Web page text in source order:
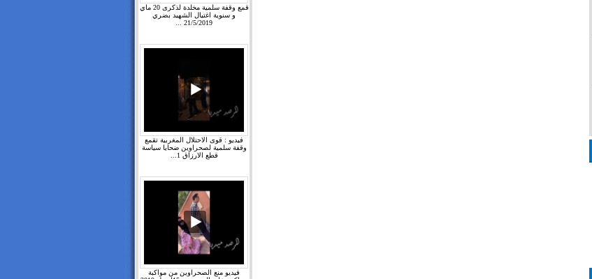
قمع وقفة سلمية مخلدة لذكرى 20 ماي
و سنوية اغتيال الشهيد بضري
21/5/2019 ...
فيديو : قوى الاحتلال المغربية تقمع
وقفة سلمية لصحراوين ضحايا سياسة
قطع الارزاق 1...
فيديو منع الصحراوين من مواكبة